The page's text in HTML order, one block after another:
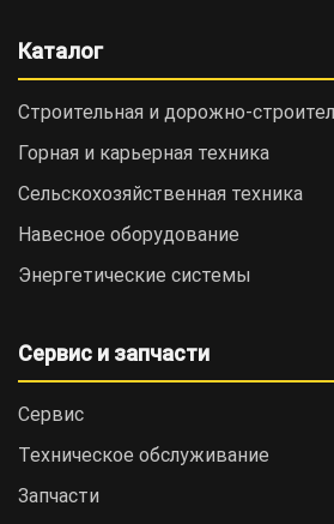
Каталог
Строительная и дорожно-
Горная и карьерная техника
Сельскохозяйственная техника
Навесное оборудование
Энергетические системы
Сервис и запчасти
Сервис
Техническое обслуживание
Запчасти